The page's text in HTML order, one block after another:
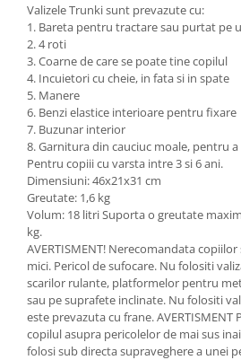
Valizele Trunki sunt prevazute cu:
1. Bareta pentru tractare sau purtat pe
2. 4 roti
3. Coarne de care se poate tine copilul
4. Incuietori cu cheie, in fata si in spate
5. Manere
6. Benzi elastice interioare pentru fixare
7. Buzunar interior
8. Garnitura din cauciuc moale, pentru
Pentru copiii cu varsta intre 3 si 6 ani.
Dimensiuni: 46x21x31 cm
Greutate: 1,6 kg
Volum: 18 litri Suporta o greutate
kg.
AVERTISMENT! Nerecomandata
mici. Pericol de sufocare. Nu folositi
scarilor rulante, platformelor pentru
sau pe suprafete inclinate. Nu folositi
este prevazuta cu frane. AVERTISMENT
copilul asupra pericolelor de mai sus
folosi sub directa supraveghere a unei